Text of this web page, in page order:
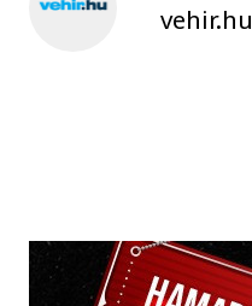
vehir.hu